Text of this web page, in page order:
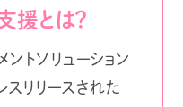
援とは？
トソリューション
リリースされた